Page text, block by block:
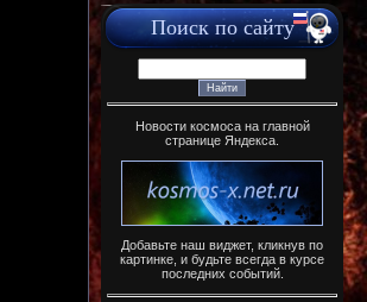
Поиск по сайту
Новости космоса на главной
странице Яндекса.
Добавьте наш виджет, кликнув по
картинке, и будьте всегда в курсе
последних событий.